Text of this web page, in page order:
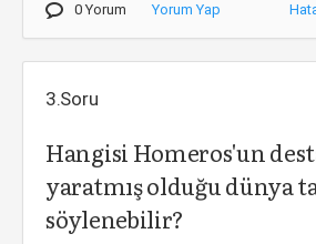
0 Yorum Yorum Yap
3.Soru
Hangisi Homeros'un
yaratmış olduğu dünya
söylenebilir?